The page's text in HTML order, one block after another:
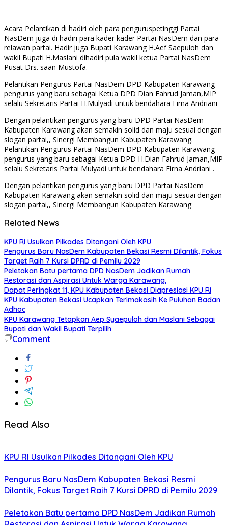
Acara Pelantikan di hadiri oleh para penguruspetinggi Partai
NasDem juga di hadiri para kader kader Partai NasDem dan para
relawan partai. Hadir juga Bupati Karawang H.Aef Saepuloh dan
wakil Bupati H.Maslani dihadiri pula wakil ketua Partai NasDem
Pusat Drs. saan Mustofa.
Pelantikan Pengurus Partai NasDem DPD Kabupaten Karawang
pengurus yang baru sebagai Ketua DPD Dian Fahrud Jaman,MIP
selalu Sekretaris Partai H.Mulyadi untuk bendahara Firna Andriani
Dengan pelantikan pengurus yang baru DPD Partai NasDem
Kabupaten Karawang akan semakin solid dan maju sesuai dengan
slogan partai,, Sinergi Membangun Kabupaten Karawang.
Pelantikan Pengurus Partai NasDem DPD Kabupaten Karawang
pengurus yang baru sebagai Ketua DPD H.Dian Fahrud Jaman,MIP
selalu Sekretaris Partai Mulyadi untuk bendahara Firna Andriani .
Dengan pelantikan pengurus yang baru DPD Partai NasDem
Kabupaten Karawang akan semakin solid dan maju sesuai dengan
slogan partai,, Sinergi Membangun Kabupaten Karawang
Related News
KPU RI Usulkan Pilkades Ditangani Oleh KPU
Pengurus Baru NasDem Kabupaten Bekasi Resmi Dilantik, Fokus
Target Raih 7 Kursi DPRD di Pemilu 2029
Peletakan Batu pertama DPD NasDem Jadikan Rumah
Restorasi dan Aspirasi Untuk Warga Karawang.
Dapat Peringkat 11, KPU Kabupaten Bekasi Diapresiasi KPU RI
KPU Kabupaten Bekasi Ucapkan Terimakasih Ke Puluhan Badan
Adhoc
KPU Karawang Tetapkan Aep Syaepuloh dan Maslani Sebagai
Bupati dan Wakil Bupati Terpilih
Comment
Read Also
KPU RI Usulkan Pilkades Ditangani Oleh KPU
Pengurus Baru NasDem Kabupaten Bekasi Resmi
Dilantik, Fokus Target Raih 7 Kursi DPRD di Pemilu 2029
Peletakan Batu pertama DPD NasDem Jadikan Rumah